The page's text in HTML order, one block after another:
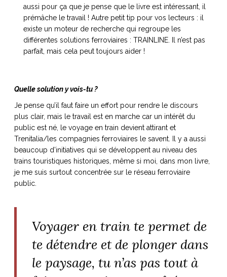
aussi pour ça que je pense que le livre est intéressant, il
prémâche le travail ! Autre petit tip pour vos lecteurs : il
existe un moteur de recherche qui regroupe les
différentes solutions ferroviaires : TRAINLINE. Il n’est pas
parfait, mais cela peut toujours aider !
Quelle solution y vois-tu ?
Je pense qu’il faut faire un effort pour rendre le discours
plus clair, mais le travail est en marche car un intérêt du
public est né, le voyage en train devient attirant et
Trenitalia/les compagnies ferroviaires le savent. Il y a aussi
beaucoup d’initiatives qui se développent au niveau des
trains touristiques historiques, même si moi, dans mon livre,
je me suis surtout concentrée sur le réseau ferroviaire
public.
Voyager en train te permet de
te détendre et de plonger dans
le paysage, tu n’as pas tout à